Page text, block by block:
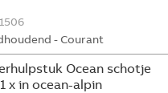
- Courant
Ocean schotje
x in ocean-alpin